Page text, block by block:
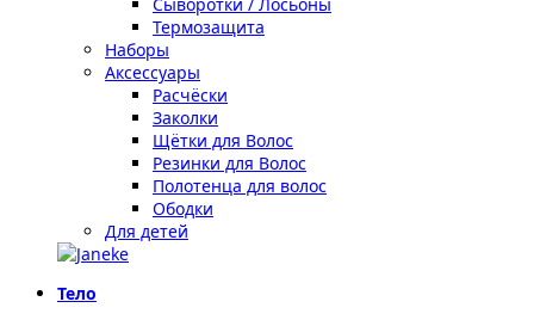
Термозащита
Наборы
Аксессуары
Расчёски
Заколки
Щётки для Волос
Резинки для Волос
Полотенца для волос
Ободки
Для детей
Тело